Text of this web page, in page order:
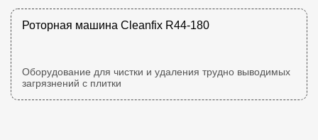
Роторная машина Cleanfix R44-180
Оборудование для чистки и удаления трудно выводимых
загрязнений с плитки